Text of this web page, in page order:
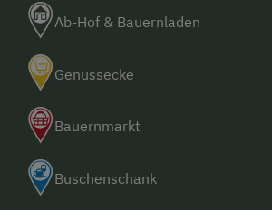
Ab-Hof & Bauernladen
Genussecke
Bauernmarkt
Buschenschank